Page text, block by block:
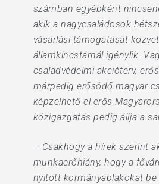
számban egyébként
akik a nagycsaládosok
vásárlási támogatását
államkincstárnál igénylik.
családvédelmi akcióterv,
márpedig erősödő magyar
képzelhető el erős
közigazgatás pedig állja a
– Csakhogy a hírek szerint
munkaerőhiány, hogy a
nyitott kormányablakokat